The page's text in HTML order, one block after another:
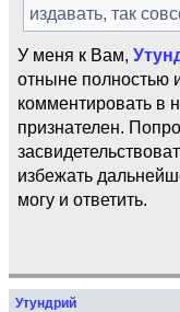
издавать, так
У меня к Вам,
отныне полностью
комментировать в
признателен.
избежать
могу и ответить.
Утундрий